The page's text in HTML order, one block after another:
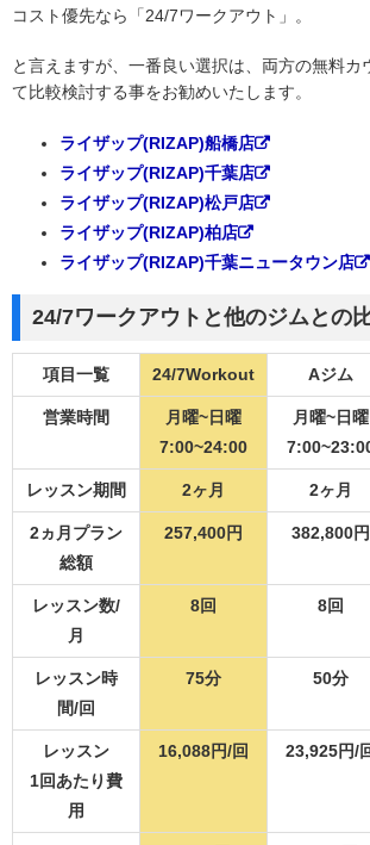
コスト優先なら「24/7ワークアウト」。
と言えますが、一番良い選択は、両方の無料カ
て比較検討する事をお勧めいたします。
ライザップ(RIZAP)船橋店
ライザップ(RIZAP)千葉店
ライザップ(RIZAP)松戸店
ライザップ(RIZAP)柏店
ライザップ(RIZAP)千葉ニュータウン店
24/7ワークアウトと他のジムとの
項目一覧 24/7Workout Aジム
営業時間
月曜~日曜
7:00~24:00
月曜~日曜
レッスン期間 2ヶ月 2ヶ月
2ヵ月プラン
総額
257,400円 382,800円
レッスン数/
月
8回 8回
レッスン時
間/回
75分 50分
レッスン
1回あたり費
用
16,088円/回 23,925円/